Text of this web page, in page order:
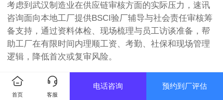
考虑到武汉制造业在供应链审核方面的实际压力，速讯
咨询面向本地工厂提供BSCI验厂辅导与社会责任审核筹
备支持，通过资料体检、现场梳理与员工访谈准备，帮
助工厂在有限时间内理顺工资、考勤、社保和现场管理
逻辑，降低首次或复审风险。
【服务简介】
首页 客服
电话咨询 预约到厂评估